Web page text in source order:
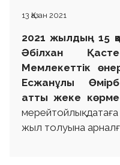
13 Қазан 2021
2021 жылдың 15
Әбілхан
Мемлекеттік
Есжанұлы
атты жеке
мерейтойлық
жыл толуына